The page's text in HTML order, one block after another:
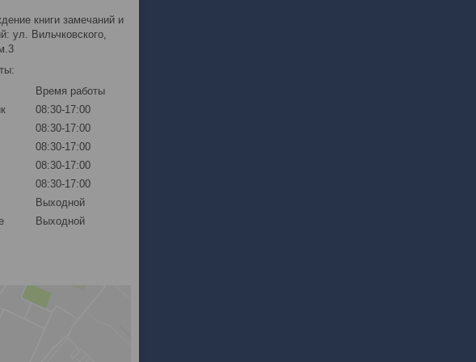
книги замечаний и
ул. Вильчковского,
Время работы
08:30-17:00
08:30-17:00
08:30-17:00
08:30-17:00
08:30-17:00
Выходной
Выходной